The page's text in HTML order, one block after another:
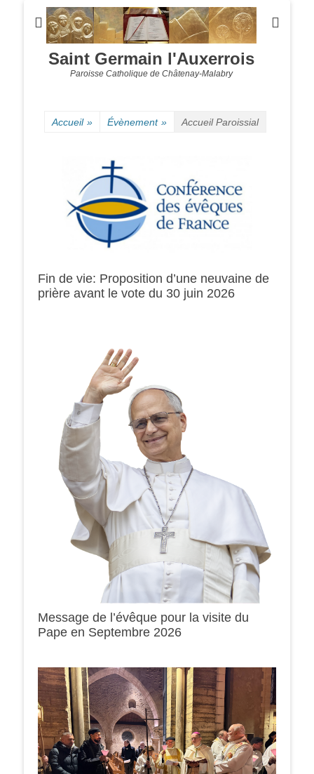
Saint Germain l'Auxerrois
Paroisse Catholique de Châtenay-Malabry
Accueil » Évènement » Accueil Paroissial
Fin de vie: Proposition d’une neuvaine de
prière avant le vote du 30 juin 2026
Message de l’évêque pour la visite du
Pape en Septembre 2026